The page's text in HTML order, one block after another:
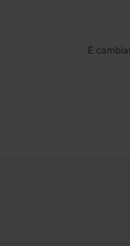
È